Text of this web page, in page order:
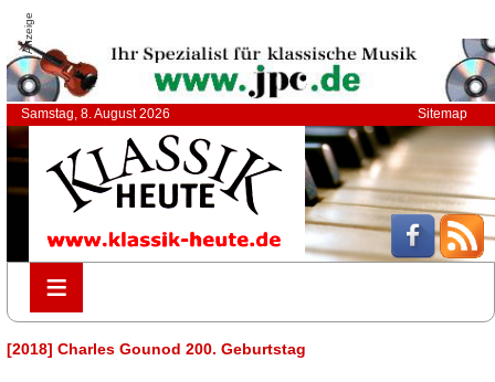
Anzeige
Samstag, 8. August 2026 Sitemap
≡
≡
[2018] Charles Gounod 200. Geburtstag